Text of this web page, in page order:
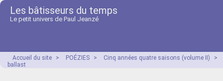
Les bâtisseurs du temps
Le petit univers de Paul Jeanzé
Accueil du site > POÉZIES > Cinq années quatre saisons (volume II)
>
ballast